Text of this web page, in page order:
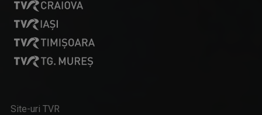
PLAY
Emisiune bilunară în care muzica vorbeşte
Site-uri TVR